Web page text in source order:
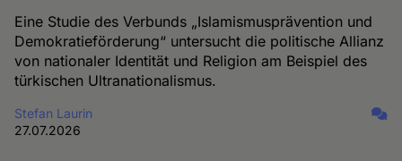
Eine Studie des Verbunds „Islamismusprävention und
Demokratieförderung“ untersucht die politische Allianz
von nationaler Identität und Religion am Beispiel des
türkischen Ultranationalismus.
Stefan Laurin
27.07.2026